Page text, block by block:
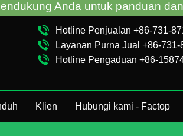
Hotline Penjualan +86-731-
Layanan Purna Jual +86-
Hotline Pengaduan +86-
Klien Hubungi kami - Factop
Anda untuk panduan dan